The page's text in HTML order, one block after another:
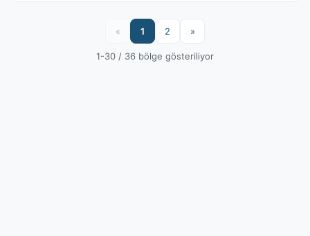
« 1 2 »
1-30 / 36 bölge gösteriliyor